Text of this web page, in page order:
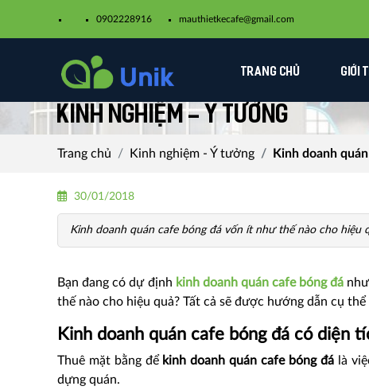
0902228916 mauthietkecafe@gmail.com​
TRANG CHỦ GIỚI
Kinh nghiệm - Ý tưởng
Trang chủ Kinh nghiệm - Ý tưởng Kinh doanh
30/01/2018
Kinh doanh quán cafe bóng đá vốn ít như thế nào cho hiệu
Bạn đang có dự định kinh doanh quán cafe bóng đá
thế nào cho hiệu quả? Tất cả sẽ được hướng dẫn cụ
Kinh doanh quán cafe bóng đá có diện
Thuê mặt bằng để kinh doanh quán cafe bóng đálà
dựng quán.